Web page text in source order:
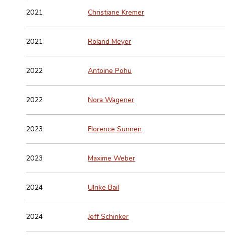
2021 Christiane Kremer
2021 Roland Meyer
2022 Antoine Pohu
2022 Nora Wagener
2023 Florence Sunnen
2023 Maxime Weber
2024 Ulrike Bail
2024 Jeff Schinker